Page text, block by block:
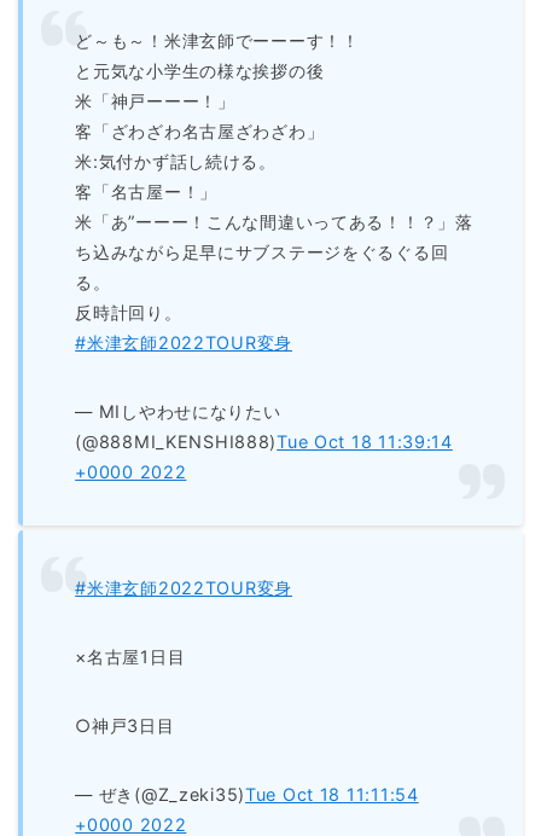
ど～も～！米津玄師でーーーす！！
と元気な小学生の様な挨拶の後
米「神戸ーーー！」
客「ざわざわ名古屋ざわざわ」
米:気付かず話し続ける。
客「名古屋ー！」
米「あ”ーーー！こんな間違いってある！！？」落
ち込みながら足早にサブステージをぐるぐる回
る。
反時計回り。
#米津玄師2022TOUR変身
— MIしやわせになりたい
(@888MI_KENSHI888)Tue Oct 18 11:39:14
+0000 2022
#米津玄師2022TOUR変身
×名古屋1日目
○神戸3日目
— ぜき(@Z_zeki35)Tue Oct 18 11:11:54
+0000 2022